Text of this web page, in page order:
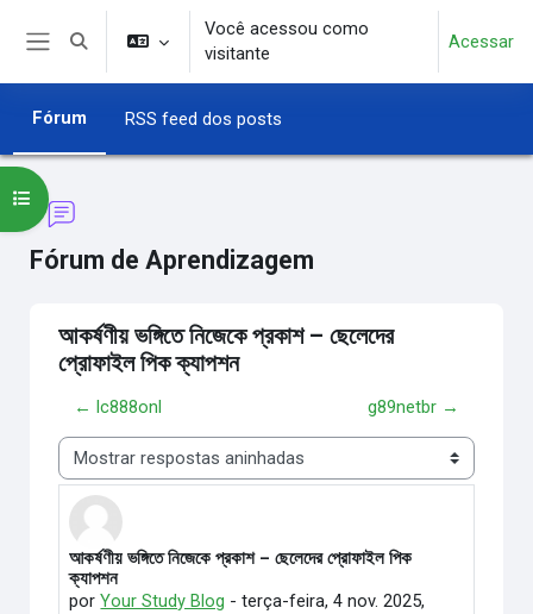
Ir para o conteúdo principal
Alternar entrada de pesquisa
Você acessou como
visitante
Acessar
Fórum RSS feed dos posts
Fórum de Aprendizagem
Abrir índice do curso
আকর্ষণীয় ভঙ্গিতে নিজেকে প্রকাশ – ছেলেদের
প্রোফাইল পিক ক্যাপশন
← lc888onl g89netbr →
Modo de visualização
আকর্ষণীয় ভঙ্গিতে নিজেকে প্রকাশ – ছেলেদের প্রোফাইল পিক
ক্যাপশন
porYour Study Blog -terça-feira, 4 nov. 2025,
Número de respostas: 0